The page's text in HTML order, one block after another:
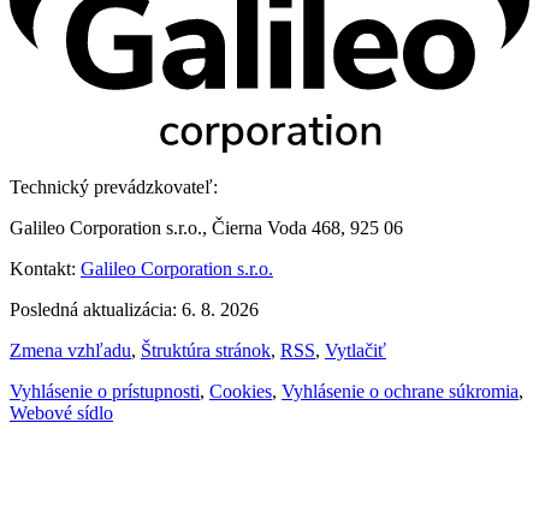
Technický prevádzkovateľ:
Galileo Corporation s.r.o., Čierna Voda 468, 925 06
Kontakt: Galileo Corporation s.r.o.
Posledná aktualizácia: 6. 8. 2026
Zmena vzhľadu, Štruktúra stránok, RSS, Vytlačiť
Vyhlásenie o prístupnosti, Cookies, Vyhlásenie o ochrane súkromia,
Webové sídlo